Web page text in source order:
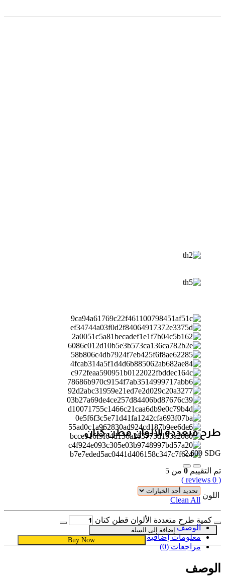
طرح متعددة الألوان قطن كتان
2,600 SDG
تم التقييم 0 من 5
( 0 reviews )
اللون
Clean All
كمية طرح متعددة الألوان قطن كتان
إضافة إلى السلة
Buy Now
الوصف
معلومات إضافية
مراجعات (0)
الوصف